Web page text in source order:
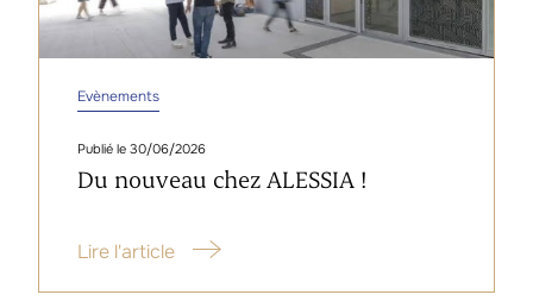
Evènements
30/06/2026
Du nouveau chez ALESSIA !
Lire l'article